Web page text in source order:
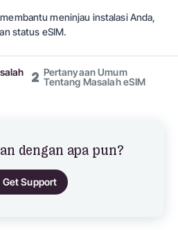
meninjau instalasi Anda,
status eSIM.
2 Pertanyaan Umum
Tentang Masalah eSIM
dengan apa pun?
Get Support